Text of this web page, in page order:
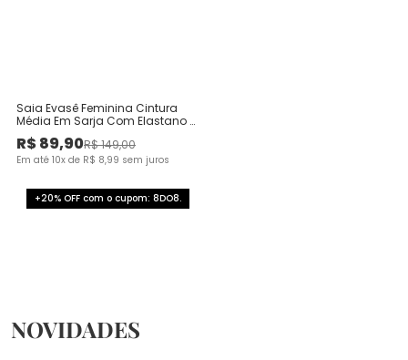
Saia Evasê Feminina Cintura
Média Em Sarja Com Elastano -
ENFIM
R$89,90R$149,00
Em até 10x de R$ 8,99 sem juros
+20% OFF com o cupom: 8DO8.
NOVIDADES